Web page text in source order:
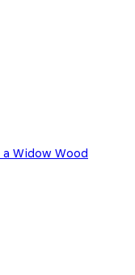
Widow Wood